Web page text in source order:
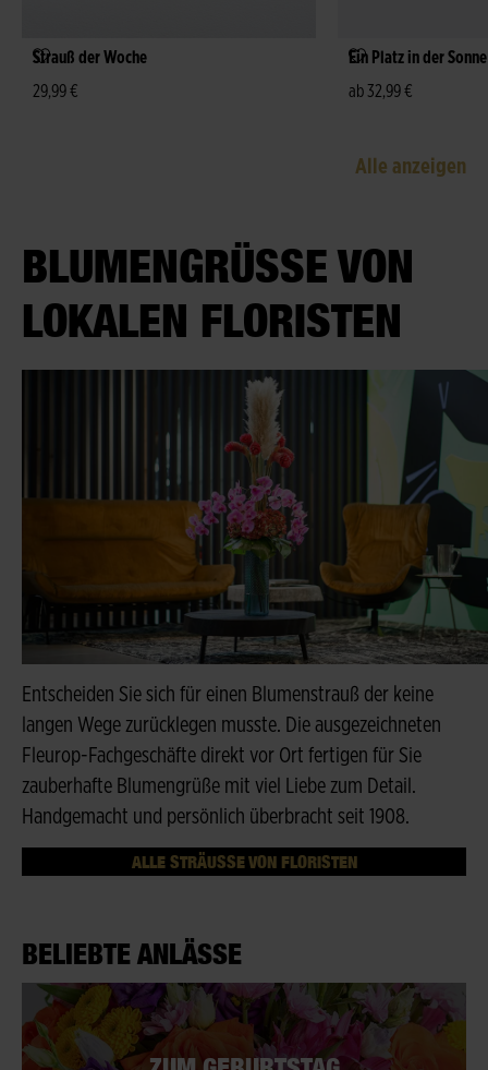
Strauß der Woche
29,99 €
Ein Platz in der Sonne
ab 32,99 €
Alle anzeigen
BLUMENGRÜSSE VON L
OKALEN FLORISTEN
Entscheiden Sie sich für einen Blumenstrauß der keine
langen Wege zurücklegen musste. Die ausgezeichneten
Fleurop-Fachgeschäfte direkt vor Ort fertigen für Sie
zauberhafte Blumengrüße mit viel Liebe zum Detail.
Handgemacht und persönlich überbracht seit 1908.
ALLE STRÄUSSE VON FLORISTEN
BELIEBTE ANLÄSSE